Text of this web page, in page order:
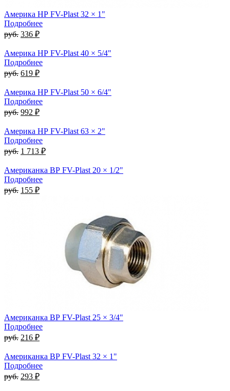
Америка НР FV-Plast 32 × 1"
Подробнее
руб. 336 ₽
Америка НР FV-Plast 40 × 5/4"
Подробнее
руб. 619 ₽
Америка НР FV-Plast 50 × 6/4"
Подробнее
руб. 992 ₽
Америка НР FV-Plast 63 × 2"
Подробнее
руб. 1 713 ₽
Американка ВР FV-Plast 20 × 1/2"
Подробнее
руб. 155 ₽
Американка ВР FV-Plast 25 × 3/4"
Подробнее
руб. 216 ₽
Американка ВР FV-Plast 32 × 1"
Подробнее
руб. 293 ₽